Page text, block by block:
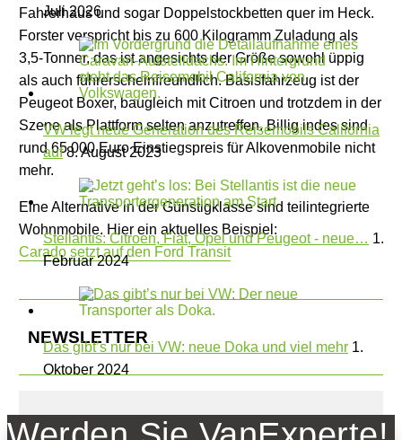
Fahrerhaus und sogar Doppelstockbetten quer im Heck.
Forster verspricht bis zu 600 Kilogramm Zuladung als
3,5-Tonner, das ist angesichts der Größe sowohl üppig
als auch führerscheinfreundlich. Basisfahrzeug ist der
Peugeot Boxer, baugleich mit Citroen und trotzdem in der
Szene als Plattform selten anzutreffen. Billig indes sind
rund 65 000 Euro Einstiegspreis für Alkovenmobile nicht
mehr.
Eine Alternative in der Günstigklasse sind teilintegrierte
Wohnmobile. Hier ein aktuelles Beispiel:
Carado setzt auf den Ford Transit
NEWSLETTER
Juli 2026
VW legt neue Generation des Reisemobils California
auf8. August 2023
Stellantis: Citroen, Fiat, Opel und Peugeot - neue… 1.
Februar 2024
Das gibt’s nur bei VW: neue Doka und viel mehr 1.
Oktober 2024